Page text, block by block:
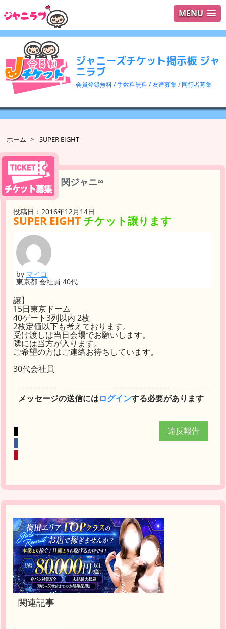
MENU
ジャニーズチケット掲示板 ジャ
ニラブ
会員登録無料 / 手数料無料 / 友達募集 / 同行者募集
ログイ
検索
ホーム > SUPER EIGHT
関ジャニ∞
投稿日：2016年12月14日
SUPER EIGHT チケット譲ります
by マイコ
東京都 会社員 40代
譲】
15日東京ドーム
40ゲート3列以内 2枚
2枚定価以下も考えております。
受け渡しは当日会場でお願いします。
隣には当方が入ります。
ご希望の方はご連絡お待ちしています。
30代会社員
メッセージの送信にはログインする必要があります
違反報告
関連記事